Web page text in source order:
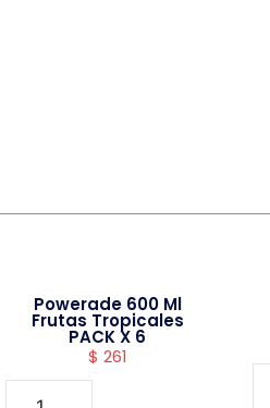
Powerade 600 Ml
Frutas Tropicales
PACK X 6
$ 261